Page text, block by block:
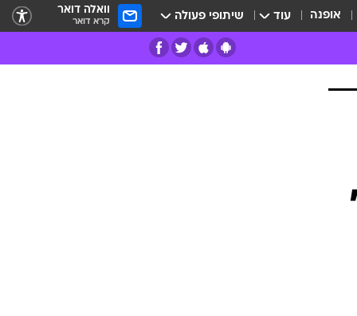
אופנה עוד שיתופי פעולה וואלה דואר
קרא דואר